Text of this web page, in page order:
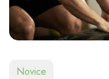
Novice